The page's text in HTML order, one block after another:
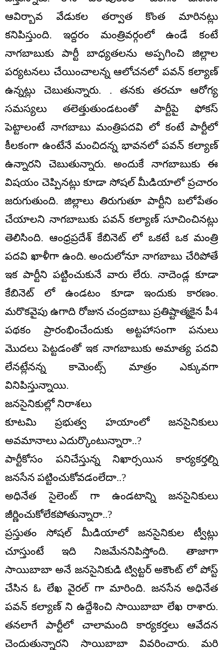
ఆవిర్బావ వేడుకల తర్వాత కొంత మారినట్లు
కనిపిస్తుంది. ఇద్దరం మంత్రివర్గంలో ఉండే కంటే
నాగబాబుకు పార్టీ బాధ్యతలను అప్పగించి జిల్లాల
పర్యటనలు చేయించాలన్న ఆలోచనలో పవన్ కల్యాణ్
ఉన్నట్లు చెబుతున్నారు. . తనకు తరచూ ఆరోగ్య
సమస్యలు తలెత్తుతుండటంతో పార్టీపై ఫోకస్
పెట్టాలంటే నాగబాబు మంత్రిపదవి లో కంటే పార్టీలో
కీలకంగా ఉంటేనే మంచిదన్న భావనలో పవన్ కల్యాణ్
ఉన్నారని చెబుతున్నారు. అందుకే నాగబాబుకు ఈ
విషయం చెప్పినట్లు కూడా సోషల్ మీడియాలో ప్రచారం
జరుగుతుంది. జిల్లాలు తిరుగుతూ పార్టీని బలోపేతం
చేయాలని నాగబాబుకు పవన్ కల్యాణ్ సూచించినట్లు
తెలిసింది. ఆంధ్రప్రదేశ్ కేబినెట్ లో ఒకటే ఒక మంత్రి
పదవి ఖాళీగా ఉంది. అందులోనూ నాగబాబు చేరిపోతే
ఇక పార్టీని పట్టించుకునే వారు లేరు. నాదెండ్ల కూడా
కేబినెట్ లో ఉండటం కూడా ఇందుకు కారణం.
మరొకవైపు ఉగాది రోజున చంద్రబాబు ప్రతిష్టాత్మకైన పీ4
పథకం ప్రారంభించేందుకు అట్టహాసంగా పనులు
మొదలు పెట్టడంతో ఇక నాగబాబుకు అమాత్య పదవి
లేనట్లేనన్న కామెంట్స్ మాత్రం ఎక్కువగా
వినిపిస్తున్నాయి.
జనసైనికుల్లో నిరాశలు
కూటమి ప్రభుత్వ హయాంలో జనసైనికులు
అవమానాలు ఎదుర్కొంటున్నారా..?
పార్టీకోసం పనిచేస్తున్న నిఖార్సయిన కార్యకర్తల్ని
జనసేన పట్టించుకోవడంలేదా..?
అధినేత సైలెంట్ గా ఉండటాన్ని జనసైనికులు
జీర్ణించుకోలేకపోతున్నారా..?
ప్రస్తుతం సోషల్ మీడియాలో జనసైనికుల ట్వీట్లు
చూస్తుంటే ఇది నిజమేననిపిస్తోంది. తాజాగా
సాయిబాబా అనే జనసైనికుడి ట్విట్టర్ అకౌంట్ లో పోస్ట్
చేసిన ఓ లేఖ వైరల్ గా మారింది. జనసేన అధినేత
పవన్ కల్యాణ్ ని ఉద్దేశించి సాయిబాబా లేఖ రాశారు.
తనలాగే పార్టీలో చాలామంది కార్యకర్తలు ఆవేదన
చెందుతున్నారని సాయిబాబా వివరించారు. మరి